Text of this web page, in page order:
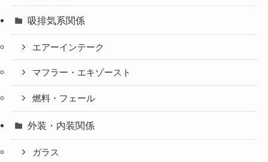
吸排気系関係
エアーインテーク
マフラー・エキゾースト
燃料・フェール
外装・内装関係
ガラス